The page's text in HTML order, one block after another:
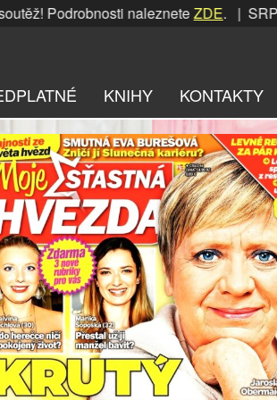
nalezneteZDE. | SRPNOVÁ
KNIHY KONTAKTY